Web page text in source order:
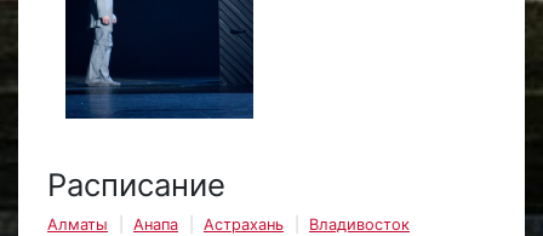
Расписание
Алматы Анапа Астрахань
Владивосток